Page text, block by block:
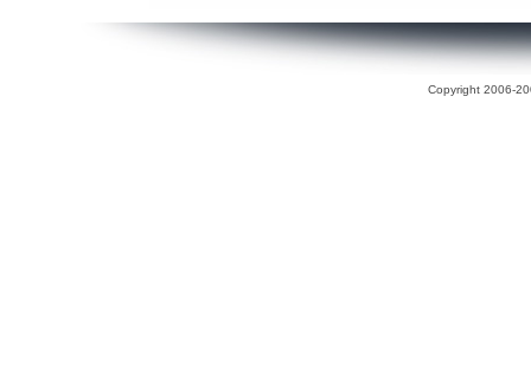
Copyright 2006-